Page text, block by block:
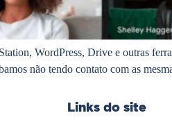
WordPress, Drive e outras
não tendo contato com as
Links do site